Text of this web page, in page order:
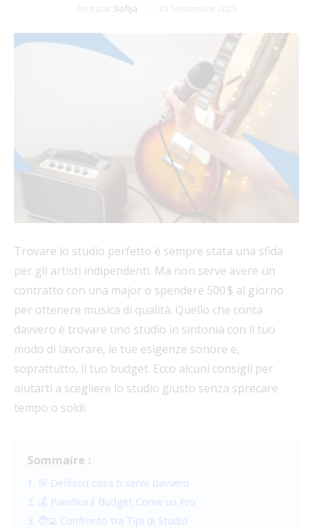
écrit par Sofija 23 Settembre 2025
Trovare lo studio perfetto è sempre stata una sfida
per gli artisti indipendenti. Ma non serve avere un
contratto con una major o spendere 500 $ al giorno
per ottenere musica di qualità. Quello che conta
davvero è trovare uno studio in sintonia con il tuo
modo di lavorare, le tue esigenze sonore e,
soprattutto, il tuo budget. Ecco alcuni consigli per
aiutarti a scegliere lo studio giusto senza sprecare
tempo o soldi.
Sommaire :
1. 🎯 Definisci cosa ti serve davvero
2. 💰 Pianifica il Budget Come un Pro
3. 🧑‍💻 Confronto tra Tipi di Studio